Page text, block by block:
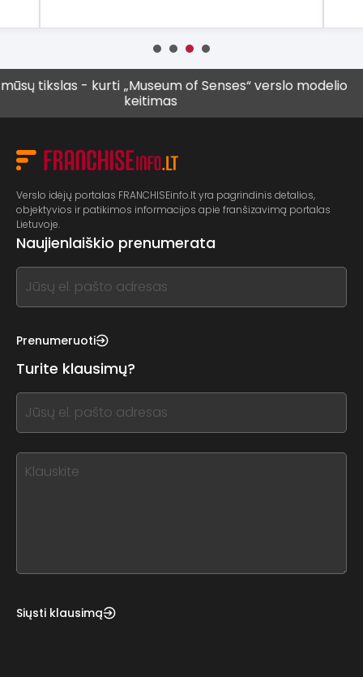
- kurti „Museum of Senses“ verslo modelio
Vis
Verslo idėjų portalas FRANCHISEinfo.lt yra pagrindinis detalios,
objektyvios ir patikimos informacijos apie franšizavimą portalas
Lietuvoje.
Naujienlaiškio prenumerata
If
you
this,
this
form
field
blank
Prenumeruoti
Turite klausimų?
If
you
this,
Siųsti klausimą